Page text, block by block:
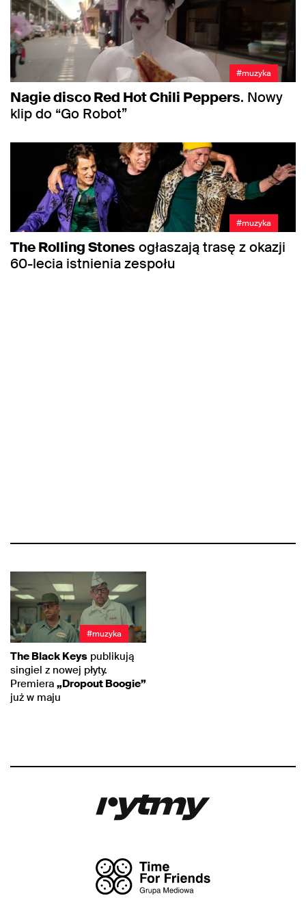
#muzyka
Nagie disco Red Hot Chili Peppers. Nowy
klip do “Go Robot”
#muzyka
The Rolling Stones ogłaszają trasę z okazji
60-lecia istnienia zespołu
#muzyka
The Black Keys publikują
singiel z nowej płyty.
Premiera „Dropout Boogie”
już w maju